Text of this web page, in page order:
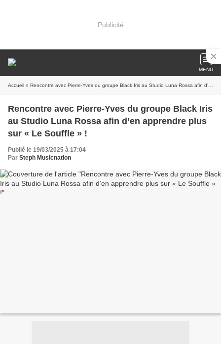
Publicité
MENU
Accueil » Rencontre avec Pierre-Yves du groupe Black Iris au Studio Luna Rossa afin d’en apprendre plus sur « Le Souffle » !
Rencontre avec Pierre-Yves du groupe Black Iris
au Studio Luna Rossa afin d’en apprendre plus
sur « Le Souffle » !
Publié le 19/03/2025 à 17:04
Par Steph Musicnation